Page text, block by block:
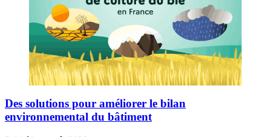
Des solutions pour améliorer le bilan
environnemental du bâtiment